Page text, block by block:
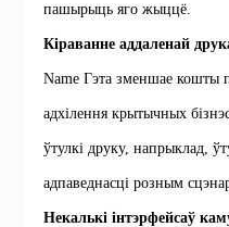
пашырыць яго жыццё.
Кіраванне аддаленай
Name Гэта зменшае кошты
адхілення крытычных
ўтулкі друку, напрыклад,
адпаведнасці розным
Некалькі інтэрфейсаў